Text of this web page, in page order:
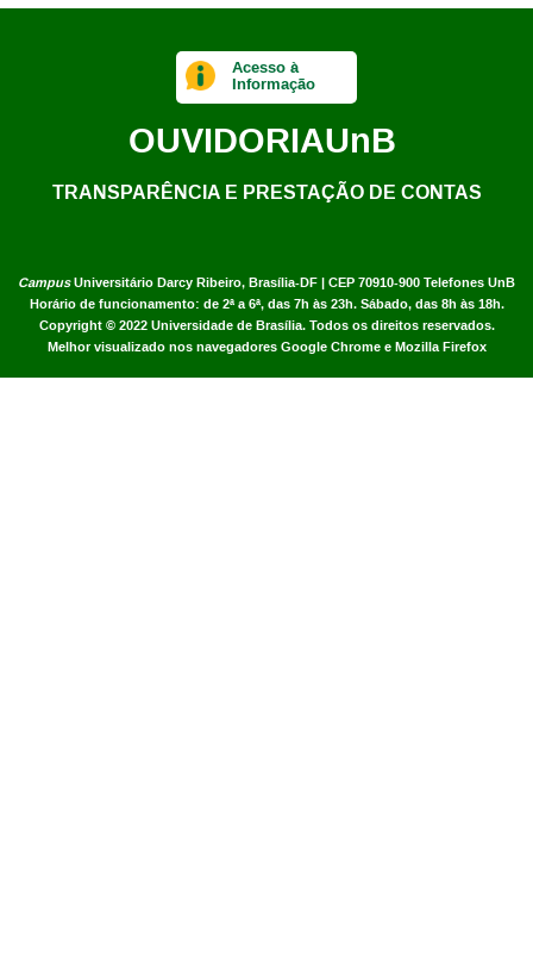
CampusUniversitário Darcy Ribeiro, Brasília-DF | CEP 70910-900 Telefones UnB
Horário de funcionamento: de 2ª a 6ª, das 7h às 23h. Sábado, das 8h às 18h.
Copyright © 2022 Universidade de Brasília. Todos os direitos reservados.
Melhor visualizado nos navegadores Google Chrome e Mozilla Firefox
Acesso à
Informação
OUVIDORIAUnB
TRANSPARÊNCIA E PRESTAÇÃO DE CONTAS